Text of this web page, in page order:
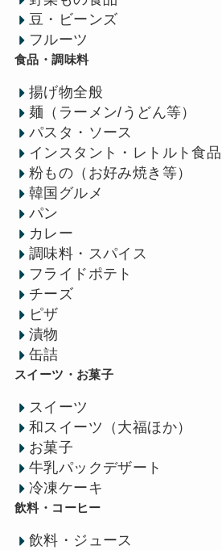
豆・ビーンズ
フルーツ
食品・調味料
揚げ物全般
麺（ラーメン/うどん等）
パスタ・ソース
インスタント・レトルト食品
粉もの（お好み焼き等）
韓国グルメ
パン
カレー
調味料・スパイス
フライドポテト
チーズ
ピザ
漬物
缶詰
スイーツ・お菓子
スイーツ
和スイーツ（大福ほか）
お菓子
牛乳パックデザート
冷凍ケーキ
飲料・コーヒー
飲料・ジュース